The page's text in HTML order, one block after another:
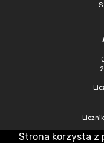
Strona korzysta z